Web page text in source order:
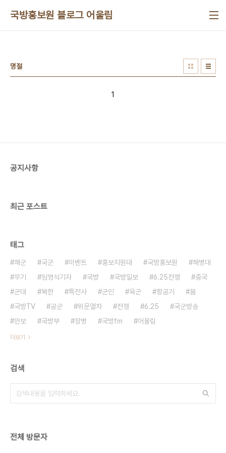
국방홍보원 블로그 어울림
명절
1
공지사항
최근 포스트
태그
해군 국군 이벤트 홍보지원대 국방홍보원
해병대
무기
임영식기자 국방 국방일보 6.25전쟁
중국
군대
북한 특전사 군인 육군 항공기
붐
국방TV
공군 위문열차 전쟁 6.25
국군방송
안보
국방부 장병 국방fm 어울림
더보기
검색
전체 방문자